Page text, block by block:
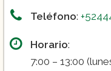
Teléfono:
Horario:
7:00 – 13:00